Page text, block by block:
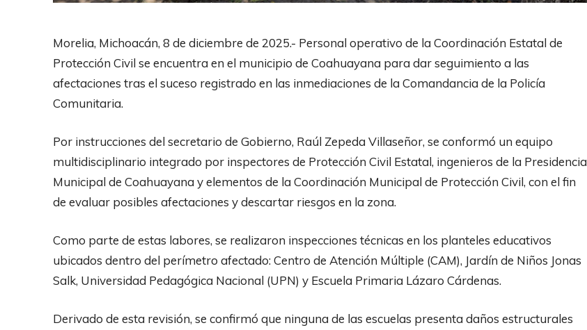
Morelia, Michoacán, 8 de diciembre de 2025.- Personal operativo de la Coordinación Estatal de
Protección Civil se encuentra en el municipio de Coahuayana para dar seguimiento a las
afectaciones tras el suceso registrado en las inmediaciones de la Comandancia de la Policía
Comunitaria.
Por instrucciones del secretario de Gobierno, Raúl Zepeda Villaseñor, se conformó un equipo
multidisciplinario integrado por inspectores de Protección Civil Estatal, ingenieros de la Presidencia
Municipal de Coahuayana y elementos de la Coordinación Municipal de Protección Civil, con el fin
de evaluar posibles afectaciones y descartar riesgos en la zona.
Como parte de estas labores, se realizaron inspecciones técnicas en los planteles educativos
ubicados dentro del perímetro afectado: Centro de Atención Múltiple (CAM), Jardín de Niños Jonas
Salk, Universidad Pedagógica Nacional (UPN) y Escuela Primaria Lázaro Cárdenas.
Derivado de esta revisión, se confirmó que ninguna de las escuelas presenta daños estructurales